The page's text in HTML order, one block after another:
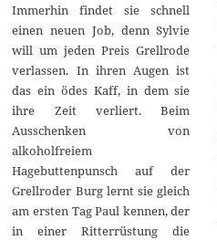
Immerhin findet sie schnell
einen neuen Job, denn Sylvie
will um jeden Preis Grellrode
verlassen. In ihren Augen ist
das ein ödes Kaff, in dem sie
ihre Zeit verliert. Beim
Ausschenken von
alkoholfreiem
Hagebuttenpunsch auf der
Grellroder Burg lernt sie gleich
am ersten Tag Paul kennen, der
in einer Ritterrüstung die